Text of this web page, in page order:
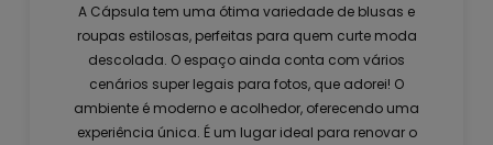
A Cápsula tem uma ótima variedade de blusas e
roupas estilosas, perfeitas para quem curte moda
descolada. O espaço ainda conta com vários
cenários super legais para fotos, que adorei! O
ambiente é moderno e acolhedor, oferecendo uma
experiência única. É um lugar ideal para renovar o